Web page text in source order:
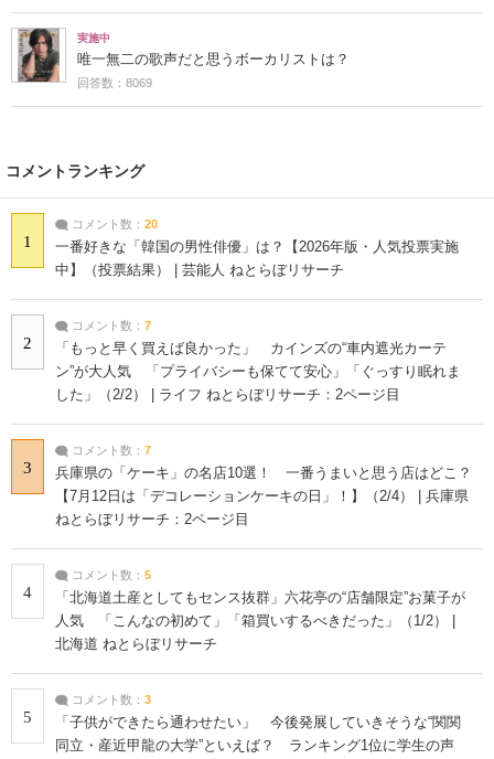
実施中
唯一無二の歌声だと思うボーカリストは？
回答数：8069
コメントランキング
1
コメント数： 20
一番好きな「韓国の男性俳優」は？【2026年版・人気投票実施
中】（投票結果） | 芸能人 ねとらぼリサーチ
2
コメント数： 7
「もっと早く買えば良かった」 カインズの“車内遮光カーテ
ン”が大人気 「プライバシーも保てて安心」「ぐっすり眠れま
した」（2/2） | ライフ ねとらぼリサーチ：2ページ目
3
コメント数： 7
兵庫県の「ケーキ」の名店10選！ 一番うまいと思う店はどこ？
【7月12日は「デコレーションケーキの日」！】（2/4） | 兵庫県
ねとらぼリサーチ：2ページ目
4
コメント数： 5
「北海道土産としてもセンス抜群」六花亭の“店舗限定”お菓子が
人気 「こんなの初めて」「箱買いするべきだった」（1/2） |
北海道 ねとらぼリサーチ
5
コメント数： 3
「子供ができたら通わせたい」 今後発展していきそうな“関関
同立・産近甲龍の大学”といえば？ ランキング1位に学生の声